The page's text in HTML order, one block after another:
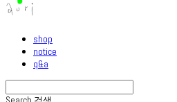
shop
notice
q&a